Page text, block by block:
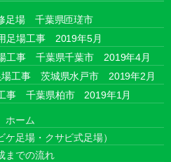
足場 千葉県匝瑳市
足場工事 2019年5月
工事 千葉県千葉市 2019年4月
場工事 茨城県水戸市 2019年2月
事 千葉県柏市 2019年1月
ホーム
足場・クサビ式足場）
までの流れ